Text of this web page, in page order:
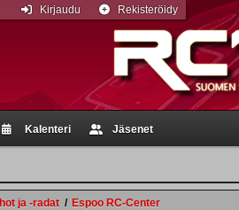
Kalenteri Jäsenet
Kirjaudu Rekisteröidy
ja -radat / Espoo RC-Center